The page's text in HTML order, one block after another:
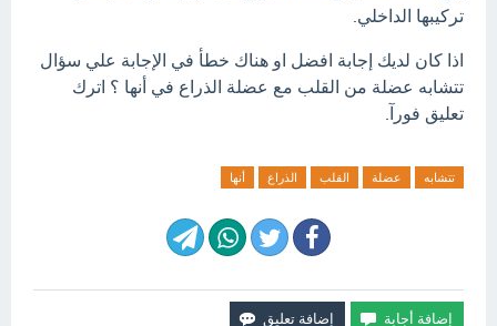
تركيبها الداخلي.
اذا كان لديك إجابة افضل او هناك خطأ في الإجابة علي سؤال
تتشابه عضلة من القلب مع عضلة الذراع في أنها ؟ اترك
تعليق فورآ.
تتشابه عضلة القلب الذراع أنها